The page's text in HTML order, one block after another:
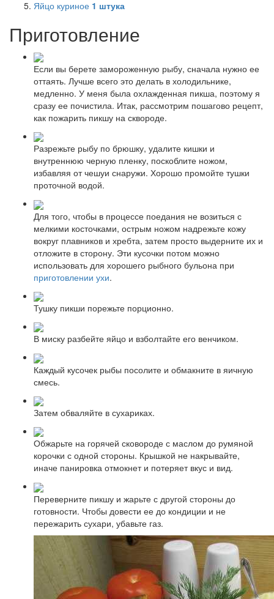
Яйцо куриное 1 штука
Приготовление
Если вы берете замороженную рыбу, сначала нужно ее
оттаять. Лучше всего это делать в холодильнике,
медленно. У меня была охлажденная пикша, поэтому я
сразу ее почистила. Итак, рассмотрим пошагово рецепт,
как пожарить пикшу на сквороде.
Разрежьте рыбу по брюшку, удалите кишки и
внутреннюю черную пленку, поскоблите ножом,
избавляя от чешуи снаружи. Хорошо промойте тушки
проточной водой.
Для того, чтобы в процессе поедания не возиться с
мелкими косточками, острым ножом надрежьте кожу
вокруг плавников и хребта, затем просто выдерните их и
отложите в сторону. Эти кусочки потом можно
использовать для хорошего рыбного бульона при
приготовлении ухи.
Тушку пикши порежьте порционно.
В миску разбейте яйцо и взболтайте его венчиком.
Каждый кусочек рыбы посолите и обмакните в яичную
смесь.
Затем обваляйте в сухариках.
Обжарьте на горячей сковороде с маслом до румяной
корочки с одной стороны. Крышкой не накрывайте,
иначе панировка отмокнет и потеряет вкус и вид.
Переверните пикшу и жарьте с другой стороны до
готовности. Чтобы довести ее до кондиции и не
пережарить сухари, убавьте газ.